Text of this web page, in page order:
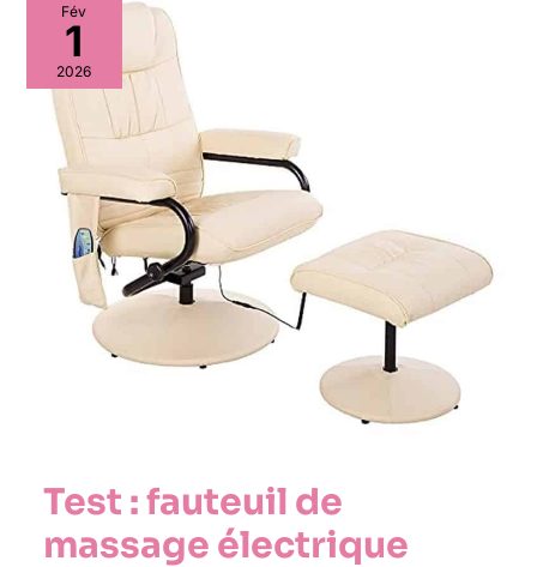
Fév
1
2026
Test : fauteuil de
massage électrique